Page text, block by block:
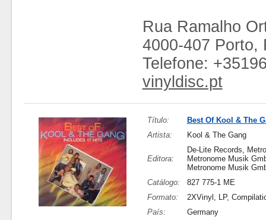
Rua Ramalho
4000-407 Porto,
Telefone:
vinyldisc.pt
Título:
Best Of Kool & The
Artista:
Kool & The Gang
Editora:
De-Lite Records,
Metronome Musik
Metronome Musik
Catálogo:
827 775-1 ME
Formato:
2XVinyl, LP,
País:
Germany